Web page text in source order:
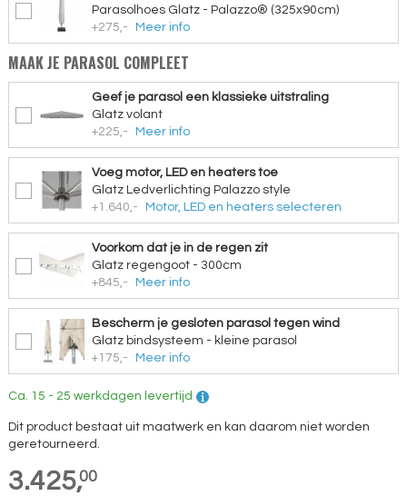
Parasolhoes Glatz - Palazzo® (325x90cm)
+275,-
Meer info
MAAK JE PARASOL COMPLEET
Geef je parasol een klassieke uitstraling
Glatz volant
+225,-
Meer info
Voeg motor, LED en heaters toe
Glatz Ledverlichting Palazzo style
+1.640,-
Motor, LED en heaters selecteren
Voorkom dat je in de regen zit
Glatz regengoot - 300cm
+845,-
Meer info
Bescherm je gesloten parasol tegen wind
Glatz bindsysteem - kleine parasol
+175,-
Meer info
Ca. 15 - 25 werkdagen levertijd
Dit product bestaat uit maatwerk en kan daarom niet worden
geretourneerd.
3.425,00